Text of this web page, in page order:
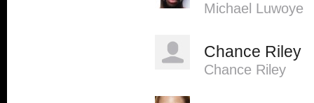
Michael Luwoye
Chance Riley
Chance Riley